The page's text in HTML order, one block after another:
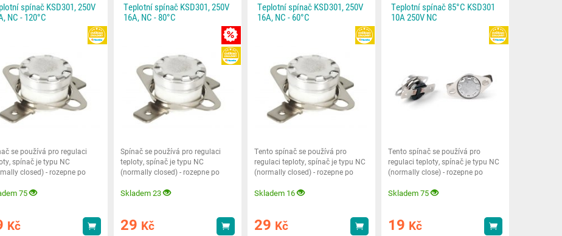
spínač KSD301, 250V
NC - 120°C
se používá pro regulaci
spínač je typu NC
closed) - rozepne po
75
Kč Koupit
Teplotní spínač KSD301, 250V
16A, NC - 80°C
Spínač se používá pro regulaci
teploty, spínač je typu NC
(normally closed) - rozepne po
Skladem 23
29 Kč Koupit
Teplotní spínač KSD301, 250V
16A, NC - 60°C
Tento spínač se používá pro
regulaci teploty, spínač je typu NC
(normally closed) - rozepne po
Skladem 16
29 Kč Koupit
Teplotní spínač 85°C KSD301
10A 250V NC
Tento spínač se používá pro
regulaci teploty, spínač je typu NC
(normally close) - rozepne po
Skladem 75
19 Kč Koupit